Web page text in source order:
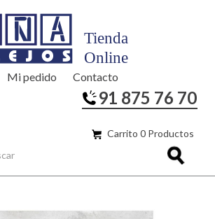
Mi pedido Contacto
91 875 76 70
Carrito 0 Productos